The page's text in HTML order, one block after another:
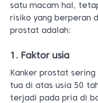
satu macam hal,
risiko yang berperan
prostat adalah:
1. Faktor usia
Kanker prostat
tua di atas usia 50
terjadi pada pria di